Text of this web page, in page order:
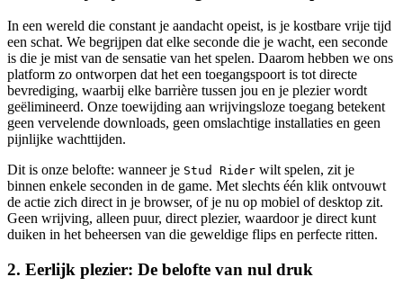
In een wereld die constant je aandacht opeist, is je kostbare vrije tijd
een schat. We begrijpen dat elke seconde die je wacht, een seconde
is die je mist van de sensatie van het spelen. Daarom hebben we ons
platform zo ontworpen dat het een toegangspoort is tot directe
bevrediging, waarbij elke barrière tussen jou en je plezier wordt
geëlimineerd. Onze toewijding aan wrijvingsloze toegang betekent
geen vervelende downloads, geen omslachtige installaties en geen
pijnlijke wachttijden.
Dit is onze belofte: wanneer je Stud Rider wilt spelen, zit je
binnen enkele seconden in de game. Met slechts één klik ontvouwt
de actie zich direct in je browser, of je nu op mobiel of desktop zit.
Geen wrijving, alleen puur, direct plezier, waardoor je direct kunt
duiken in het beheersen van die geweldige flips en perfecte ritten.
2. Eerlijk plezier: De belofte van nul druk